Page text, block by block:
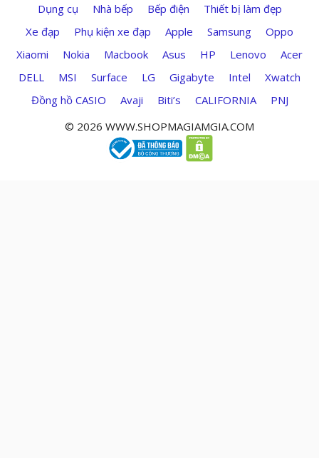
Dụng cụ
Nhà bếp Bếp điện
Thiết bị làm đẹp
Xe đạp
Phụ kiện xe đạp Apple Samsung
Oppo
Xiaomi
Nokia Macbook Asus HP Lenovo
Acer
DELL
MSI Surface LG Gigabyte Intel
Xwatch
Đồng hồ CASIO
Avaji Biti’s CALIFORNIA
PNJ
© 2026 WWW.SHOPMAGIAMGIA.COM